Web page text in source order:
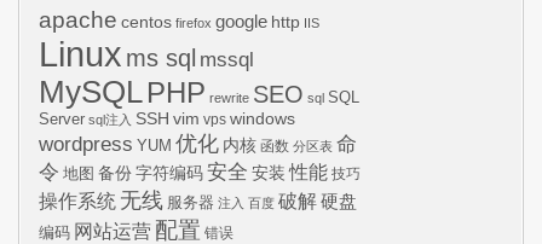
apache centos firefox google http IIS
Linux ms sql mssql
MySQLPHP rewrite SEO sql SQL
Server sql注入 SSH vim vps windows
wordpress YUM 优化 内核 函数 分区表 命
令 地图 备份 字符编码 安全 安装 性能 技巧
操作系统 无线 服务器 注入 百度 破解硬盘
编码 网站运营 配置 错误